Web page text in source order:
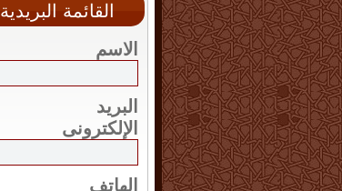
القائمة البريدية
الاسم
البريد
الإلكترونى
الهاتف